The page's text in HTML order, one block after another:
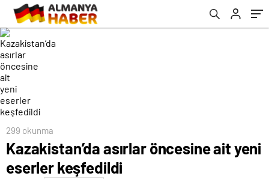
299 okunma
Kazakistan’da asırlar öncesine ait yeni
eserler keşfedildi